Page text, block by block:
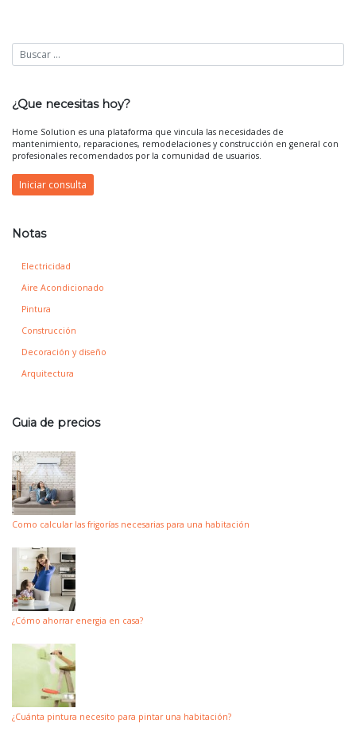
¿Que necesitas hoy?
Home Solution es una plataforma que vincula las necesidades de
mantenimiento, reparaciones, remodelaciones y construcción en general con
profesionales recomendados por la comunidad de usuarios.
Iniciar consulta
Notas
Electricidad
Aire Acondicionado
Pintura
Construcción
Decoración y diseño
Arquitectura
Guia de precios
Como calcular las frigorías necesarias para una habitación
¿Cómo ahorrar energia en casa?
¿Cuánta pintura necesito para pintar una habitación?